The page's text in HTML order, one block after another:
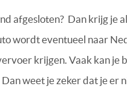
afgesloten? Dan krijg je
wordt eventueel naar
krijgen. Vaak kan je
weet je zeker dat je er